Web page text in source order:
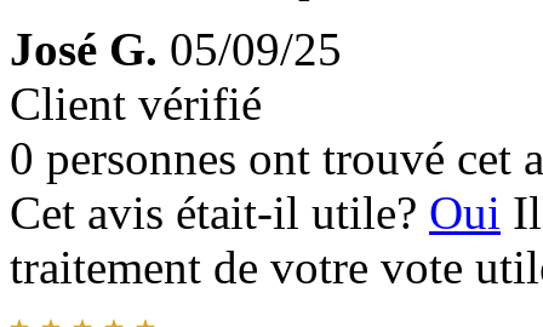
José G. 05/09/25
Client vérifié
0 personnes ont trouvé cet
Cet avis était-il utile? Oui
traitement de votre vote